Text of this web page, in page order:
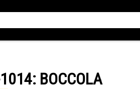
: BOCCOLA